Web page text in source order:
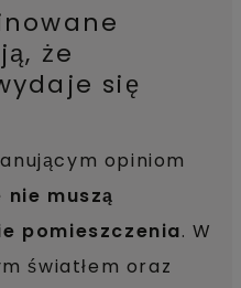
że
się
opiniom
nie muszą
pomieszczenia. W
światłem oraz